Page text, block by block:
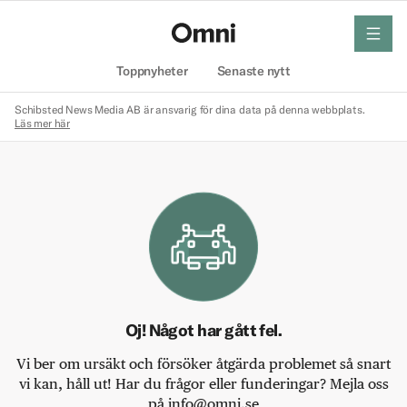
Toppnyheter Senaste nytt
meny
Schibsted News Media AB är ansvarig för dina data på denna webbplats.
Läs mer här
Oj! Något har gått fel.
Vi ber om ursäkt och försöker åtgärda problemet så snart
vi kan, håll ut! Har du frågor eller funderingar? Mejla oss